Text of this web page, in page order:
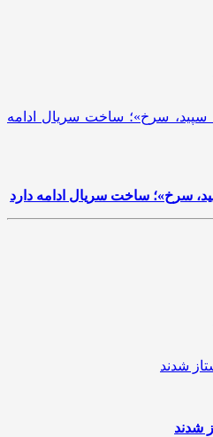
سرخ»؛ ساخت سریال ادامه دارد
شدند